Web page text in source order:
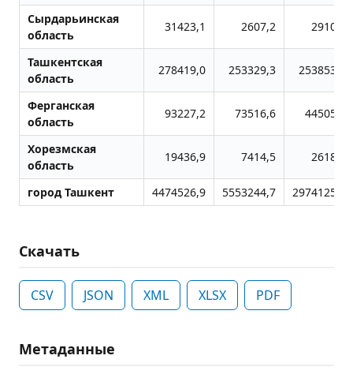
Сырдарьинская
область
31423,1 2607,2 29101,5
Ташкентская
область
278419,0 253329,3 2538534,7
Ферганская
область
93227,2 73516,6 445052,7
Хорезмская
область
19436,9 7414,5 26187,9
город Ташкент 4474526,9 5553244,7 29741256,7
Скачать
CSV JSON XML XLSX PDF
Метаданные